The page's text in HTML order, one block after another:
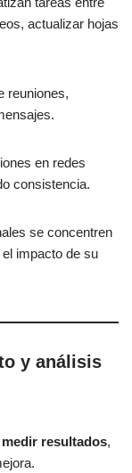
actualizar hojas
reuniones,
en redes
consistencia.
se concentren
impacto de su
y análisis
medir resultados,